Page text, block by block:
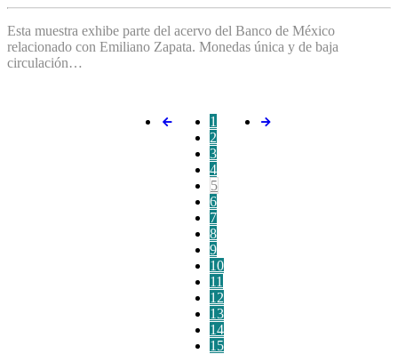
Esta muestra exhibe parte del acervo del Banco de México
relacionado con Emiliano Zapata. Monedas única y de baja
circulación…
1
2
3
4
5
6
7
8
9
10
11
12
13
14
15